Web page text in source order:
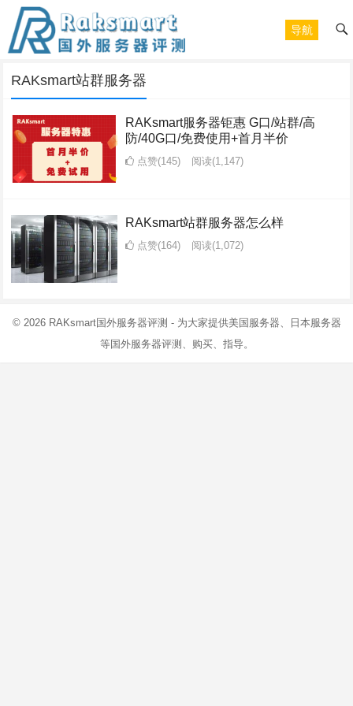
导航
RAKsmart站群服务器
RAKsmart服务器钜惠 G口/站群/高
防/40G口/免费使用+首月半价
点赞(145) 阅读(1,147)
RAKsmart站群服务器怎么样
点赞(164) 阅读(1,072)
© 2026 RAKsmart国外服务器评测 - 为大家提供美国服务器、日本服务器
等国外服务器评测、购买、指导。